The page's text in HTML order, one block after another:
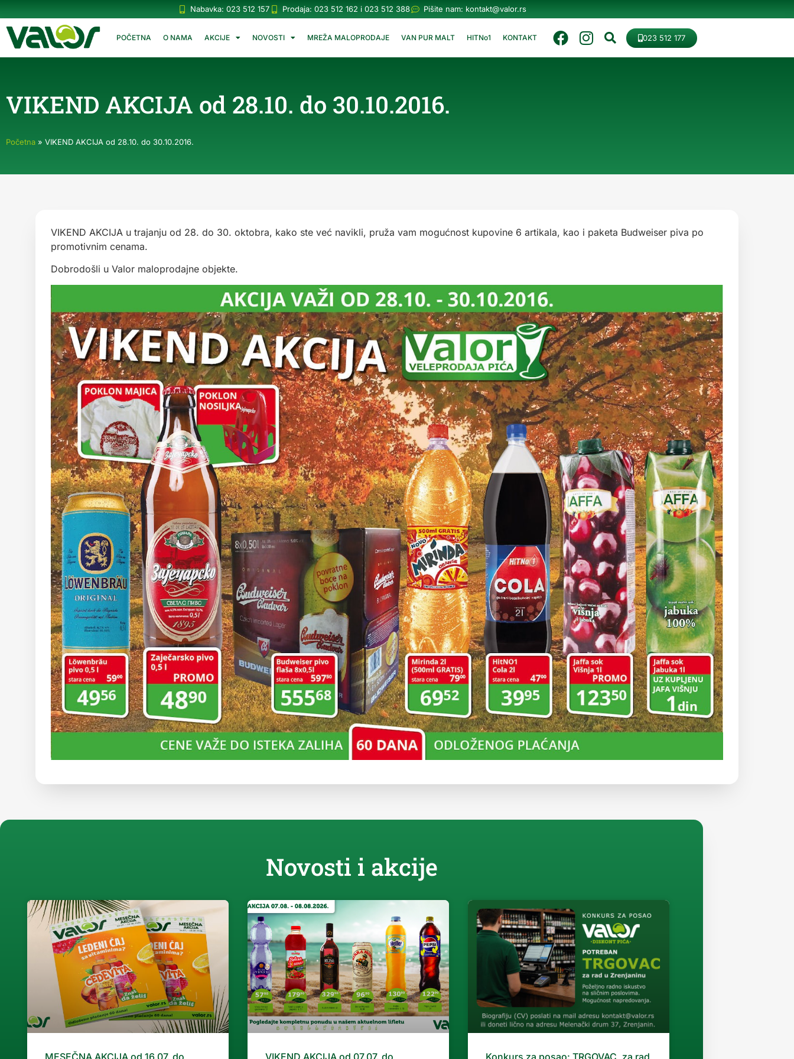
Nabavka: 023 512 157 Prodaja: 023 512 162 i 023 512 388 Pišite nam: kontakt@valor.rs
POČETNA O NAMA AKCIJE NOVOSTI MREŽA MALOPRODAJE VAN PUR MALT HITNo1 KONTAKT 023 512 177
VIKEND AKCIJA od 28.10. do 30.10.2016.
Početna » VIKEND AKCIJA od 28.10. do 30.10.2016.
VIKEND AKCIJA u trajanju od 28. do 30. oktobra, kako ste već navikli, pruža vam mogućnost kupovine 6 artikala, kao i paketa Budweiser piva po
promotivnim cenama.
Dobrodošli u Valor maloprodajne objekte.
Novosti i akcije
MESEČNA AKCIJA od 16.07. do VIKEND AKCIJA od 07.07. do Konkurs za posao: TRGOVAC, za rad